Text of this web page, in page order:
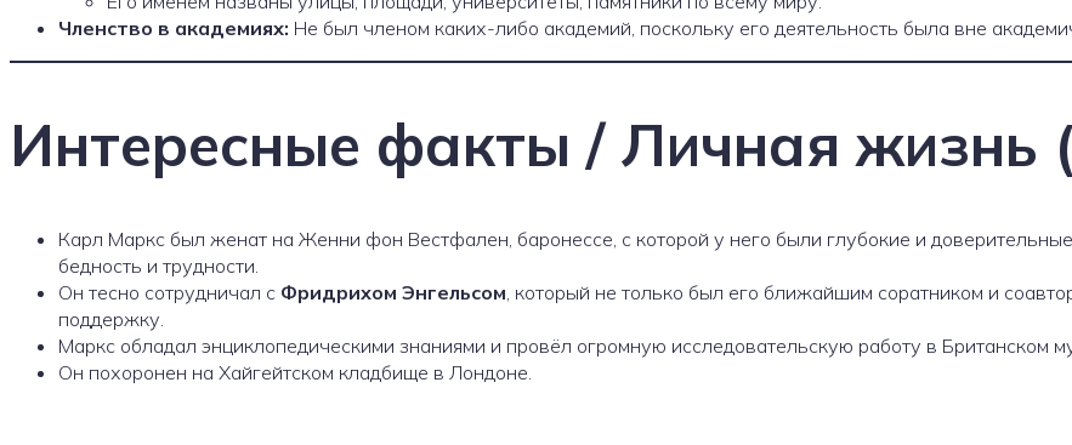
Членство в академиях: Не был членом каких-либо академий, поскольку его деятельность была вне
Интересные факты / Личная жизнь
Карл Маркс был женат на Женни фон Вестфален, баронессе, с которой у него были глубокие и
бедность и трудности.
Он тесно сотрудничал с Фридрихом Энгельсом , который не только был его ближайшим соратником и
поддержку.
Маркс обладал энциклопедическими знаниями и провёл огромную исследовательскую работу в Британском
Он похоронен на Хайгейтском кладбище в Лондоне.